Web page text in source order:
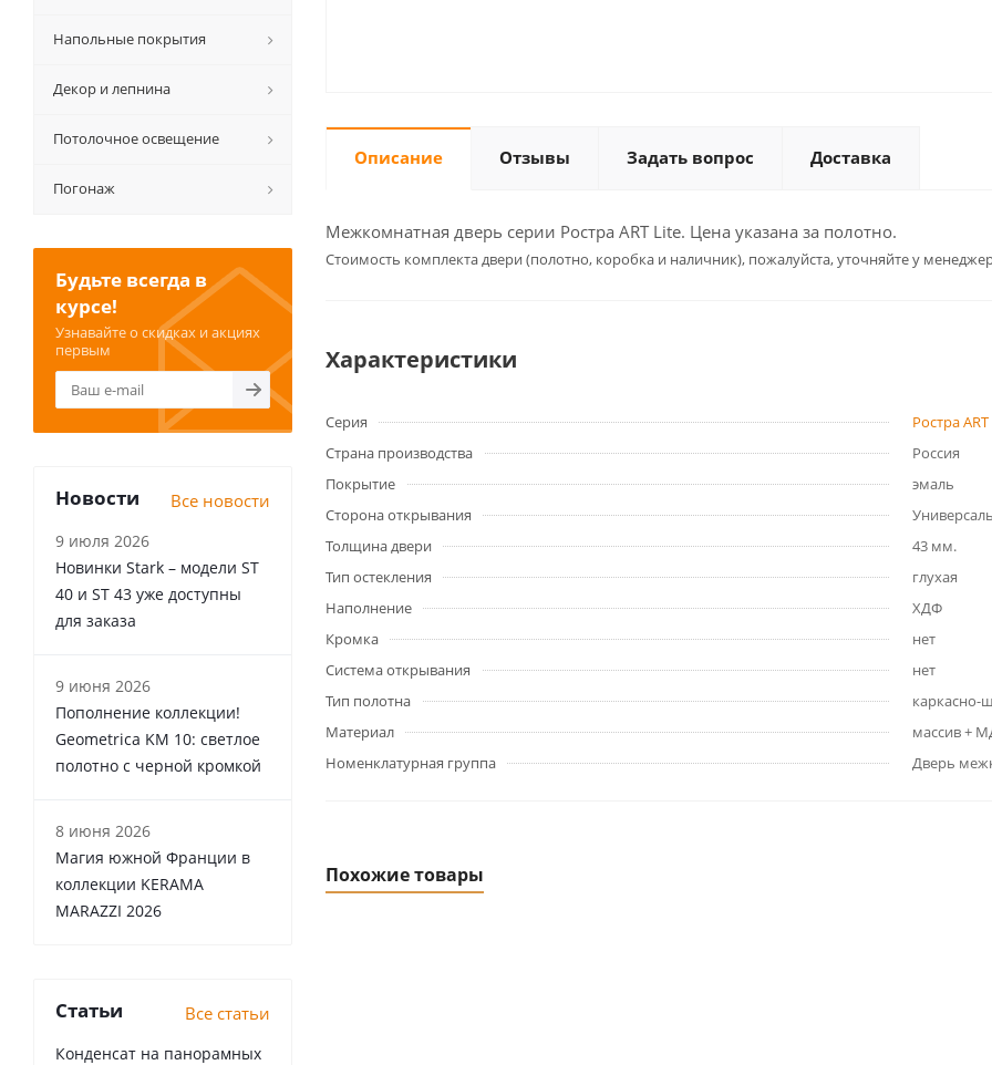
Описание Отзывы Задать вопрос Доставка
Межкомнатная дверь серии Ростра ART Lite. Цена указана за полотно.
Cтоимость комплекта двери (полотно, коробка и наличник), пожалуйста, уточняйте у
Характеристики
Серия
Ростра
Страна производства
Россия
Покрытие
эмаль
Сторона открывания
Толщина двери
43 мм.
Тип остекления
глухая
Наполнение
ХДФ
Кромка
нет
Система открывания
нет
Тип полотна
каркасно-
Материал
массив +
Номенклатурная группа
Дверь
Похожие товары
Напольные покрытия
Декор и лепнина
Потолочное освещение
Погонаж
Будьте всегда в
курсе!
Узнавайте о скидках и акциях
первым
Новости Все новости
9 июля 2026
Новинки Stark – модели ST
40 и ST 43 уже доступны
для заказа
9 июня 2026
Пополнение коллекции!
Geometrica KM 10: светлое
полотно с черной кромкой
8 июня 2026
Магия южной Франции в
коллекции KERAMA
MARAZZI 2026
Статьи Все статьи
Конденсат на панорамных